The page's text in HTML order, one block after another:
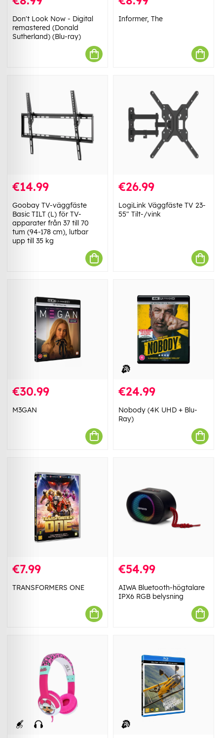
Don't Look Now - Digital
remastered (Donald
Sutherland) (Blu-ray)
Informer, The
€14.99
Goobay TV-väggfäste
Basic TILT (L) för TV-
apparater från 37 till 70
tum (94-178 cm), lutbar
upp till 35 kg
€26.99
LogiLink Väggfäste TV 23-
55" Tilt-/vink
€30.99
M3GAN
€24.99
Nobody (4K UHD + Blu-
Ray)
€7.99
TRANSFORMERS ONE
€54.99
AIWA Bluetooth-högtalare
IPX6 RGB belysning